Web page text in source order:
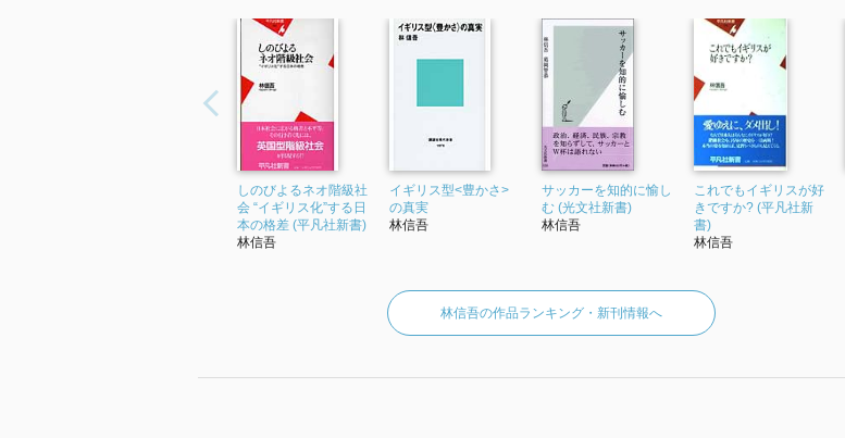
しのびよるネオ階級社
会 “イギリス化”する日
本の格差 (平凡社新書)
林信吾
イギリス型<豊かさ>
の真実
林信吾
サッカーを知的に愉し
む (光文社新書)
林信吾
これでもイギリスが好
きですか? (平凡社新
書)
林信吾
林信吾の作品ランキング・新刊情報へ